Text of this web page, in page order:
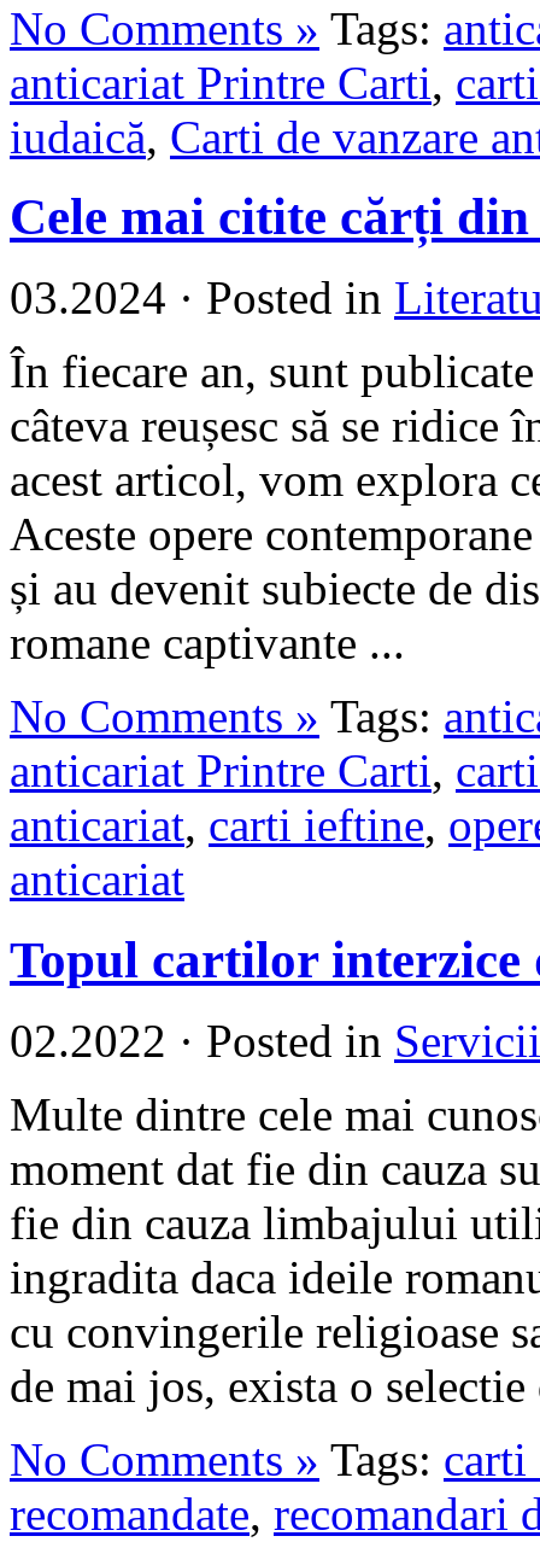
No Comments » Tags:
anticariat Printre Carti,
iudaică, Carti de vanzare
Cele mai citite cărți din
03.2024 · Posted in
În fiecare an, sunt
câteva reușesc să se
acest articol, vom explora
Aceste opere
și au devenit subiecte de
romane captivante ...
No Comments » Tags:
anticariat Printre Carti,
anticariat, carti ieftine,
anticariat
Topul cartilor
02.2022 · Posted in
Multe dintre cele mai
moment dat fie din cauza
fie din cauza limbajului
ingradita daca ideile
cu convingerile religioase
de mai jos, exista o
No Comments » Tags: carti
recomandate, recomandari